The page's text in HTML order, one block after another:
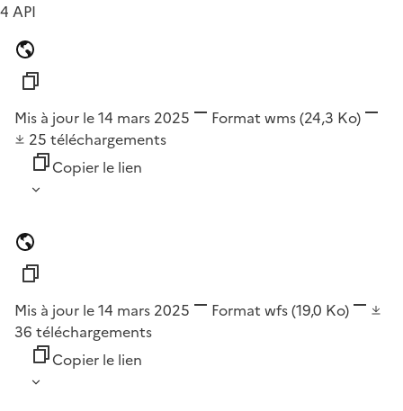
4 API
Mis à jour le 14 mars 2025 Format wms(24,3 Ko)
25 téléchargements
Copier le lien
Mis à jour le 14 mars 2025 Format wfs(19,0 Ko)
36 téléchargements
Copier le lien